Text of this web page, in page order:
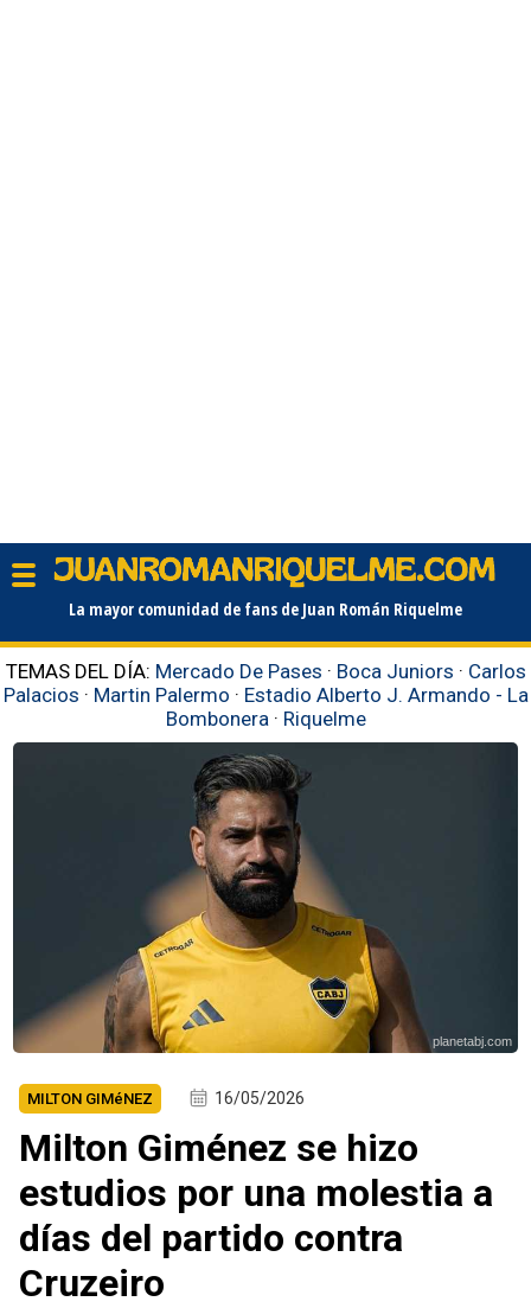
La mayor comunidad de fans de Juan Román Riquelme
TEMAS DEL DÍA: Mercado De Pases · Boca Juniors · Carlos
Palacios · Martin Palermo · Estadio Alberto J. Armando - La
Bombonera · Riquelme
planetabj.com
MILTON GIMéNEZ 16/05/2026
Milton Giménez se hizo
estudios por una molestia a
días del partido contra
Cruzeiro